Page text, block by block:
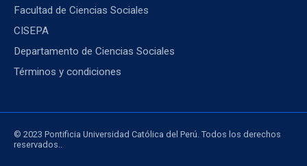
Facultad de Ciencias Sociales
CISEPA
Departamento de Ciencias Sociales
Términos y condiciones
© 2023 Pontificia Universidad Católica del Perú. Todos los derechos
reservados..